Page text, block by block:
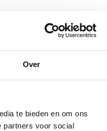
Over
te bieden en om ons
partners voor social
x
(25 mm) Aluminium
Basis Rond - RAM-
B-202U